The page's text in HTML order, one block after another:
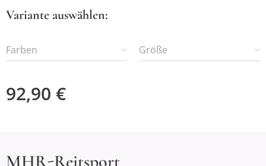
Variante auswählen:
Farben Größe
92,90 €
MHR-Reitsport